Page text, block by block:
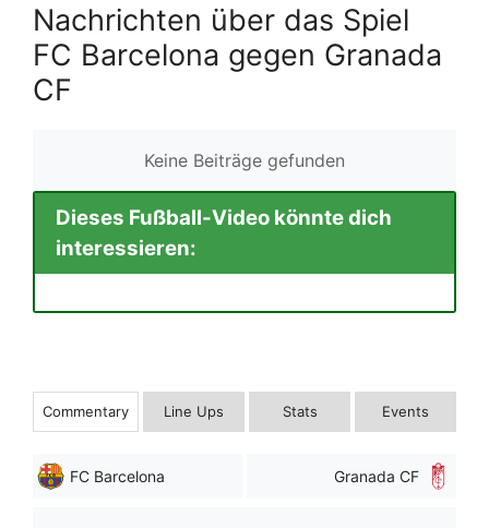
Nachrichten über das Spiel
FC Barcelona gegen Granada
CF
Keine Beiträge gefunden
Dieses Fußball-Video könnte dich
interessieren:
Commentary Line Ups Stats Events
FC Barcelona Granada CF